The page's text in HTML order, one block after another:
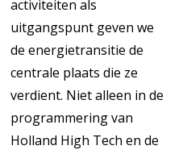
activiteiten als
uitgangspunt geven we
de energietransitie de
centrale plaats die ze
verdient. Niet alleen in de
programmering van
Holland High Tech en de